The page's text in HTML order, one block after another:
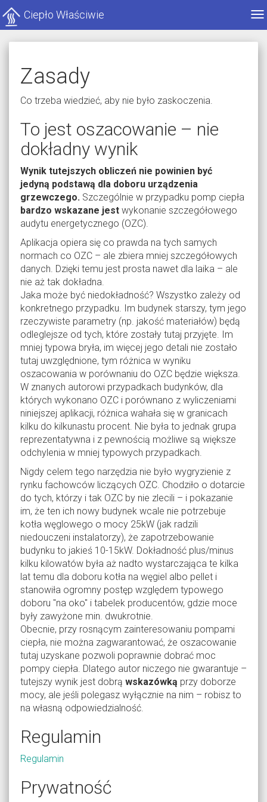
Ciepło Właściwie
Zasady
Co trzeba wiedzieć, aby nie było zaskoczenia.
To jest oszacowanie – nie
dokładny wynik
Wynik tutejszych obliczeń nie powinien być
jedyną podstawą dla doboru urządzenia
grzewczego. Szczególnie w przypadku pomp ciepła
bardzo wskazane jest wykonanie szczegółowego
audytu energetycznego (OZC).
Aplikacja opiera się co prawda na tych samych
normach co OZC – ale zbiera mniej szczegółowych
danych. Dzięki temu jest prosta nawet dla laika – ale
nie aż tak dokładna.
Jaka może być niedokładność? Wszystko zależy od
konkretnego przypadku. Im budynek starszy, tym jego
rzeczywiste parametry (np. jakość materiałów) będą
odleglejsze od tych, które zostały tutaj przyjęte. Im
mniej typowa bryła, im więcej jego detali nie zostało
tutaj uwzględnione, tym różnica w wyniku
oszacowania w porównaniu do OZC będzie większa.
W znanych autorowi przypadkach budynków, dla
których wykonano OZC i porównano z wyliczeniami
niniejszej aplikacji, różnica wahała się w granicach
kilku do kilkunastu procent. Nie była to jednak grupa
reprezentatywna i z pewnością możliwe są większe
odchylenia w mniej typowych przypadkach.
Nigdy celem tego narzędzia nie było wygryzienie z
rynku fachowców liczących OZC. Chodziło o dotarcie
do tych, którzy i tak OZC by nie zlecili – i pokazanie
im, że ten ich nowy budynek wcale nie potrzebuje
kotła węglowego o mocy 25kW (jak radzili
niedouczeni instalatorzy), że zapotrzebowanie
budynku to jakieś 10-15kW. Dokładność plus/minus
kilku kilowatów była aż nadto wystarczająca te kilka
lat temu dla doboru kotła na węgiel albo pellet i
stanowiła ogromny postęp względem typowego
doboru "na oko" i tabelek producentów, gdzie moce
były zawyżone min. dwukrotnie.
Obecnie, przy rosnącym zainteresowaniu pompami
ciepła, nie można zagwarantować, że oszacowanie
tutaj uzyskane pozwoli poprawnie dobrać moc
pompy ciepła. Dlatego autor niczego nie gwarantuje –
tutejszy wynik jest dobrą wskazówką przy doborze
mocy, ale jeśli polegasz wyłącznie na nim – robisz to
na własną odpowiedzialność.
Regulamin
Regulamin
Prywatność